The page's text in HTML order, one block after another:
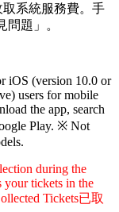
系統服務費。手
題」。
iOS (version 10.0 or
users for mobile
the app, search
Play. ※ Not
during the
your tickets in the
Tickets已取